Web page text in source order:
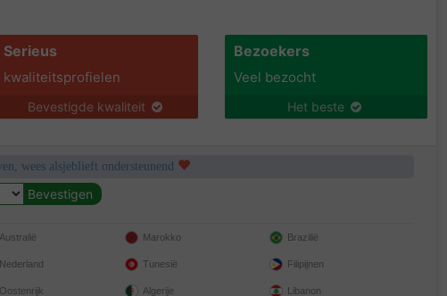
Serieus
kwaliteitsprofielen
Bevestigde kwaliteit
Bezoekers
Veel bezocht
Het beste
wees alsjeblieft ondersteunend
Australië
Nederland
Oostenrijk
Marokko
Tunesië
Algerije
Brazilië
Filipijnen
Libanon